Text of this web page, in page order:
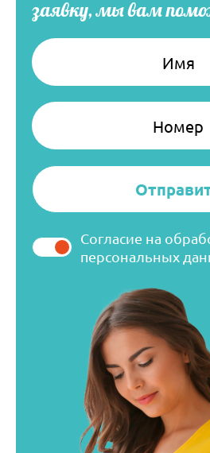
заявку, мы вам
Имя
Номер
Согласие на
персональных